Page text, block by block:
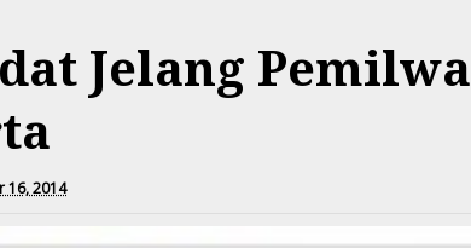
Jelang Pemilwa
16, 2014